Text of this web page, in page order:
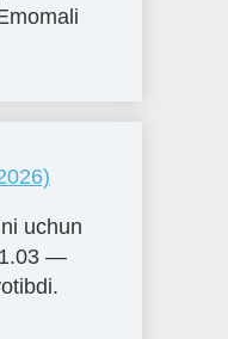
uchun
—